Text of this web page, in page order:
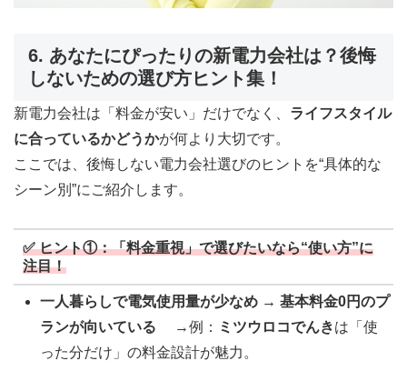
6. あなたにぴったりの新電力会社は？後悔
しないための選び方ヒント集！
新電力会社は「料金が安い」だけでなく、 ライフスタイル
に合っているかどうかが何より大切です。
ここでは、後悔しない電力会社選びのヒントを“具体的な
シーン別”にご紹介します。
✅ ヒント①：「料金重視」で選びたいなら“使い方”に
注目！
一人暮らしで電気使用量が少なめ → 基本料金0円のプ
ランが向いている →例： ミツウロコでんきは「使
った分だけ」の料金設計が魅力。